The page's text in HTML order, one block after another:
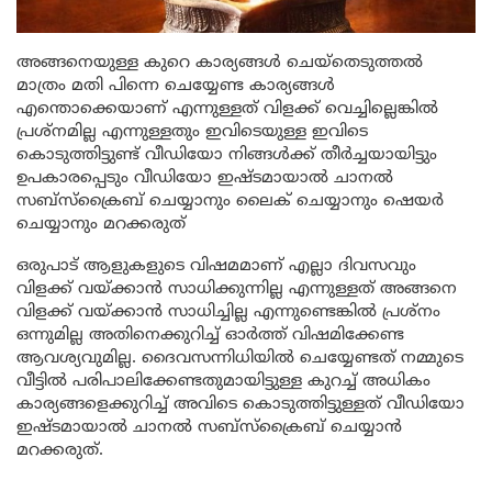
അങ്ങനെയുള്ള കുറെ കാര്യങ്ങൾ ചെയ്തെടുത്തൽ
മാത്രം മതി പിന്നെ ചെയ്യേണ്ട കാര്യങ്ങൾ
എന്തൊക്കെയാണ് എന്നുള്ളത് വിളക്ക് വെച്ചില്ലെങ്കിൽ
പ്രശ്നമില്ല എന്നുള്ളതും ഇവിടെയുള്ള ഇവിടെ
കൊടുത്തിട്ടുണ്ട് വീഡിയോ നിങ്ങൾക്ക് തീർച്ചയായിട്ടും
ഉപകാരപ്പെടും വീഡിയോ ഇഷ്ടമായാൽ ചാനൽ
സബ്സ്ക്രൈബ് ചെയ്യാനും ലൈക് ചെയ്യാനും ഷെയർ
ചെയ്യാനും മറക്കരുത്
ഒരുപാട് ആളുകളുടെ വിഷമമാണ് എല്ലാ ദിവസവും
വിളക്ക് വയ്ക്കാൻ സാധിക്കുന്നില്ല എന്നുള്ളത് അങ്ങനെ
വിളക്ക് വയ്ക്കാൻ സാധിച്ചില്ല എന്നുണ്ടെങ്കിൽ പ്രശ്നം
ഒന്നുമില്ല അതിനെക്കുറിച്ച് ഓർത്ത് വിഷമിക്കേണ്ട
ആവശ്യവുമില്ല. ദൈവസന്നിധിയിൽ ചെയ്യേണ്ടത് നമ്മുടെ
വീട്ടിൽ പരിപാലിക്കേണ്ടതുമായിട്ടുള്ള കുറച്ച് അധികം
കാര്യങ്ങളെക്കുറിച്ച് അവിടെ കൊടുത്തിട്ടുള്ളത് വീഡിയോ
ഇഷ്ടമായാൽ ചാനൽ സബ്സ്ക്രൈബ് ചെയ്യാൻ
മറക്കരുത്.